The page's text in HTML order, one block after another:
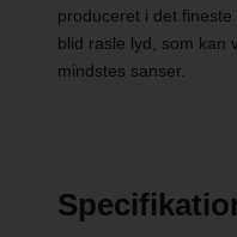
produceret i det
blid rasle lyd, som kan
mindstes sanser.